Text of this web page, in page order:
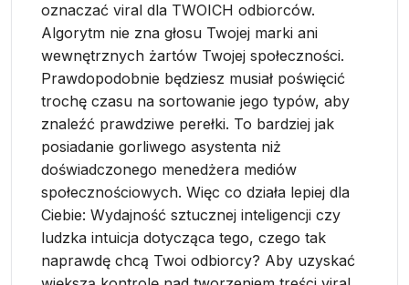
oznaczać viral dla TWOICH odbiorców.
Algorytm nie zna głosu Twojej marki ani
wewnętrznych żartów Twojej społeczności.
Prawdopodobnie będziesz musiał poświęcić
trochę czasu na sortowanie jego typów, aby
znaleźć prawdziwe perełki. To bardziej jak
posiadanie gorliwego asystenta niż
doświadczonego menedżera mediów
społecznościowych. Więc co działa lepiej dla
Ciebie: Wydajność sztucznej inteligencji czy
ludzka intuicja dotycząca tego, czego tak
naprawdę chcą Twoi odbiorcy? Aby uzyskać